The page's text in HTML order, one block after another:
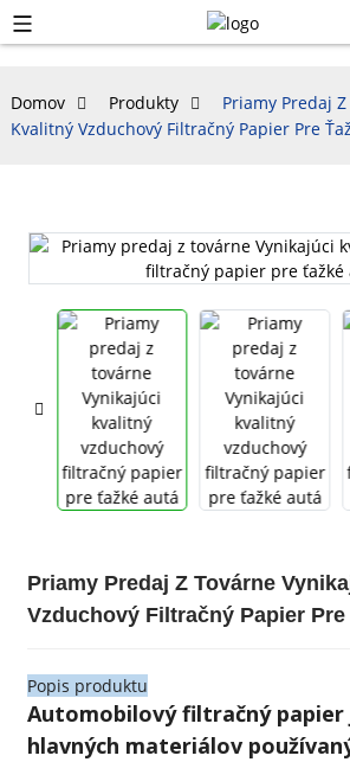
Domov Produkty
Priamy Predaj
Kvalitný Vzduchový Filtračný Papier Pre
Priamy Predaj Z Továrne
Vzduchový Filtračný Papier Pre
Popis produktu
Automobilový filtračný papier
hlavných materiálov